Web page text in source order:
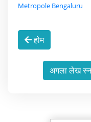
Metropole Bengaluru
होम
अगला लेख